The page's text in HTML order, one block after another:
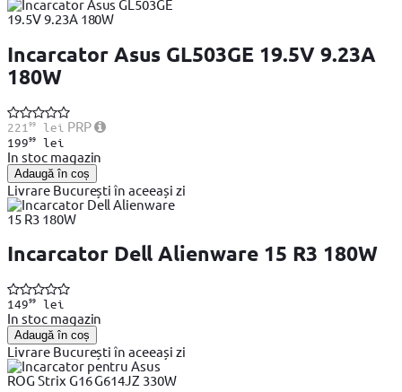
Incarcator Asus GL503GE 19.5V 9.23A
180W
221 99lei PRP
19999lei
In stoc magazin
Adaugă în coș
Livrare București în aceeași zi
Incarcator Dell Alienware 15 R3 180W
14999lei
In stoc magazin
Adaugă în coș
Livrare București în aceeași zi